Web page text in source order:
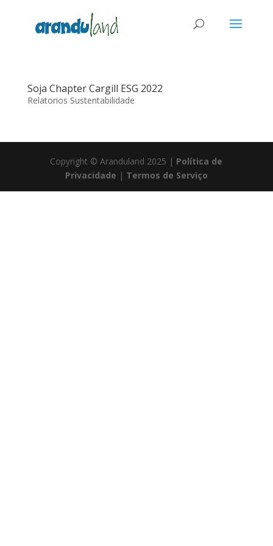
Soja Chapter Cargill ESG 2022
Relatorios Sustentabilidade
Copyright © Aranduland 2025 | Política de
Privacidade | Termos de Serviço